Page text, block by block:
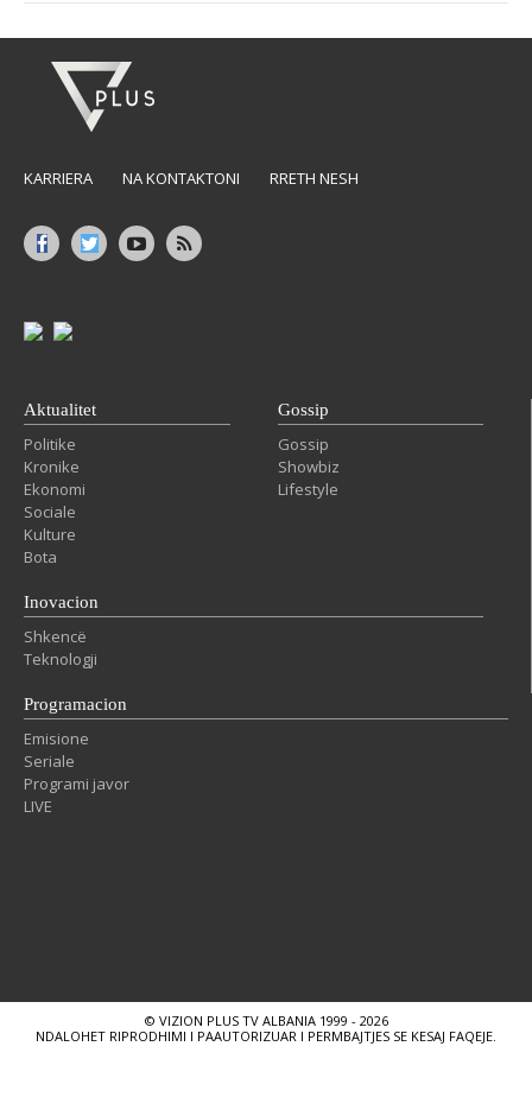
KARRIERA NA KONTAKTONI RRETH NESH
Aktualitet
Politike
Kronike
Ekonomi
Sociale
Kulture
Bota
Gossip
Gossip
Showbiz
Lifestyle
Inovacion
Shkencë
Teknologji
Programacion
Emisione
Seriale
Programi javor
LIVE
© VIZION PLUS TV ALBANIA 1999 - 2026
NDALOHET RIPRODHIMI I PAAUTORIZUAR I PERMBAJTJES SE KESAJ FAQEJE.